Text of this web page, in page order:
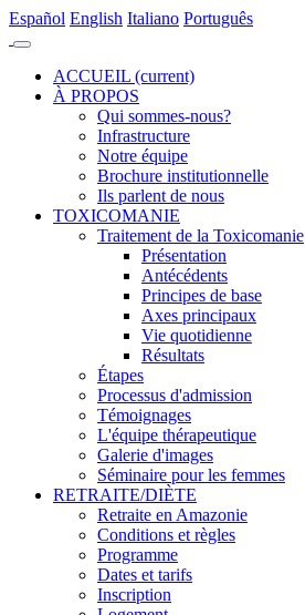
Español English Italiano Português
ACCUEIL (current)
À PROPOS
Qui sommes-nous?
Infrastructure
Notre équipe
Brochure institutionnelle
Ils parlent de nous
TOXICOMANIE
Traitement de la Toxicomanie
Présentation
Antécédents
Principes de base
Axes principaux
Vie quotidienne
Résultats
Étapes
Processus d'admission
Témoignages
L'équipe thérapeutique
Galerie d'images
Séminaire pour les femmes
RETRAITE/DIÈTE
Retraite en Amazonie
Conditions et règles
Programme
Dates et tarifs
Inscription